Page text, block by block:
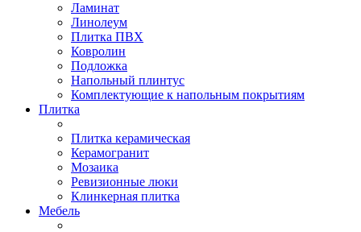
Ламинат
Линолеум
Плитка ПВХ
Ковролин
Подложка
Напольный плинтус
Комплектующие к напольным покрытиям
Плитка
Плитка керамическая
Керамогранит
Мозаика
Ревизионные люки
Клинкерная плитка
Мебель